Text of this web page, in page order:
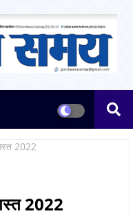
2022
2022